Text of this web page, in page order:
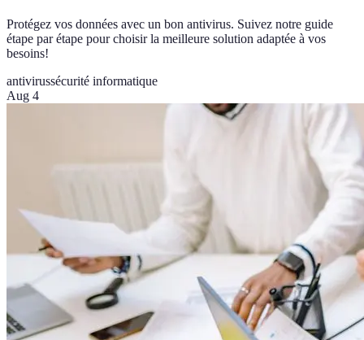
Protégez vos données avec un bon antivirus. Suivez notre guide
étape par étape pour choisir la meilleure solution adaptée à vos
besoins!
antivirussécurité informatique
Aug 4